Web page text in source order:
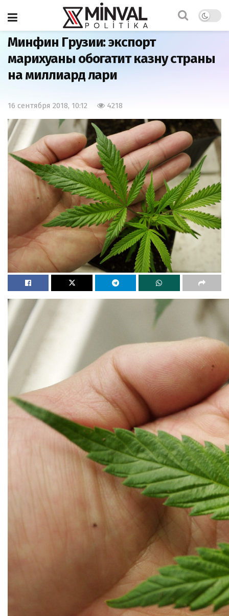
Главная Бывший СССР
Минфин Грузии: экспорт
марихуаны обогатит казну страны
на миллиард лари
16 сентября 2018, 10:12 4218